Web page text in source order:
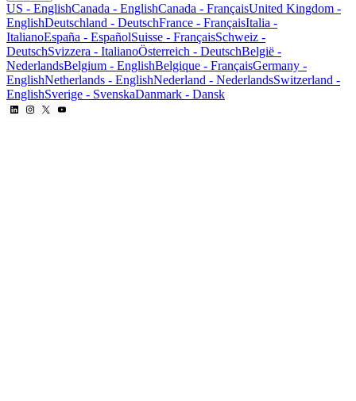
US - EnglishCanada - EnglishCanada - FrançaisUnited Kingdom -
EnglishDeutschland - DeutschFrance - FrançaisItalia -
ItalianoEspaña - EspañolSuisse - FrançaisSchweiz -
DeutschSvizzera - ItalianoÖsterreich - DeutschBelgië -
NederlandsBelgium - EnglishBelgique - FrançaisGermany -
EnglishNetherlands - EnglishNederland - NederlandsSwitzerland -
EnglishSverige - SvenskaDanmark - Dansk